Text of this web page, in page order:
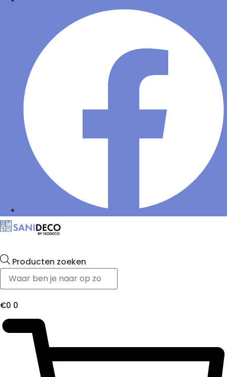
Producten zoeken
€0 0